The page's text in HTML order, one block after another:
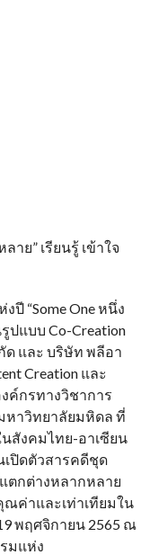
าย” เรียนรู้ เข้าใจ
“Some One หนึ่ง
ปแบบ Co-Creation
ด และ บริษัท พลีอา
Creation และ
ค์กรทางวิชาการ
หาวิทยาลัยมหิดล ที่
สังคมไทย-อาเซียน
ปิดตัวสารคดีชุด
ตกต่างหลากหลาย
ค่าและเท่าเทียมใน
พฤศจิกายน 2565 ณ
มแห่ง